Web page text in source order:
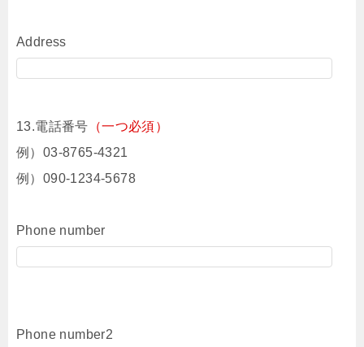
Address
13.電話番号 （一つ必須）
例）03-8765-4321
例）090-1234-5678
Phone number
Phone number2